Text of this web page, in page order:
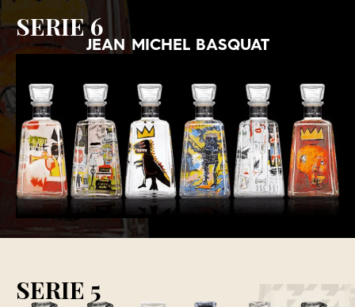
SERIE 6
JEAN MICHEL BASQUAT
SERIE 5